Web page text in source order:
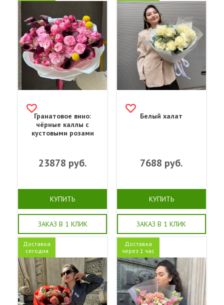
Гранатовое вино:
чёрные каллы с
кустовыми розами
23878 руб.
КУПИТЬ
ЗАКАЗ В 1 КЛИК
Белый халат
7688 руб.
КУПИТЬ
ЗАКАЗ В 1 КЛИК
Доставка
сегодня
Доставка
через 1 час